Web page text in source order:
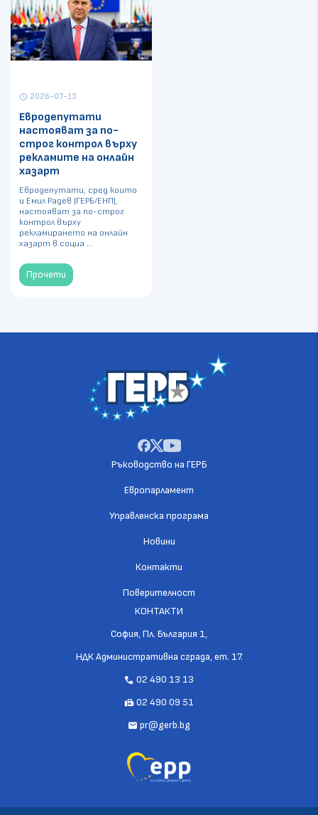
schedule 2026-07-13
Евродепутати
настояват за по-
строг контрол върху
рекламите на онлайн
хазарт
Евродепутати, сред които
и Емил Радев (ГЕРБ/ЕНП),
настояват за по-строг
контрол върху
рекламирането на онлайн
хазарт в социа ...
Прочети
Ръководство на ГЕРБ
Европарламент
Управленска програма
Новини
Контакти
Поверителност
КОНТАКТИ
София, Пл. България 1,
НДК Административна сграда, ет. 17.
call 02 490 13 13
fax02 490 09 51
mail pr@gerb.bg